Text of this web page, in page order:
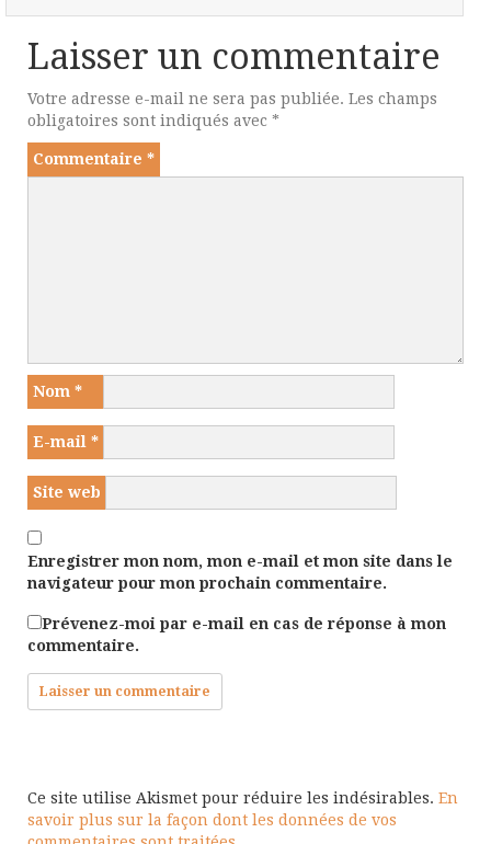
Laisser un commentaire
Votre adresse e-mail ne sera pas publiée. Les champs
obligatoires sont indiqués avec *
Commentaire *
Nom *
E-mail *
Site web
Enregistrer mon nom, mon e-mail et mon site dans le
navigateur pour mon prochain commentaire.
Prévenez-moi par e-mail en cas de réponse à mon
commentaire.
Ce site utilise Akismet pour réduire les indésirables. En
savoir plus sur la façon dont les données de vos